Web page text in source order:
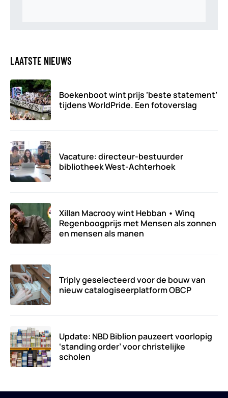
LAATSTE NIEUWS
Boekenboot wint prijs ‘beste statement’
tijdens WorldPride. Een fotoverslag
Vacature: directeur-bestuurder
bibliotheek West-Achterhoek
Xillan Macrooy wint Hebban • Winq
Regenboogprijs met Mensen als zonnen
en mensen als manen
Triply geselecteerd voor de bouw van
nieuw catalogiseerplatform OBCP
Update: NBD Biblion pauzeert voorlopig
‘standing order’ voor christelijke
scholen